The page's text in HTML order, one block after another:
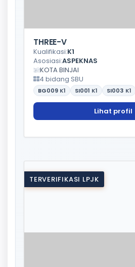
THREE-V
Kualifikasi:K1
Asosiasi:ASPEKNAS
KOTA BINJAI
4 bidang SBU
BG009 K1 SI001 K1 SI003 K1
Lihat profil
TERVERIFIKASI LPJK